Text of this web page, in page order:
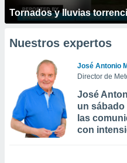
Tornados y lluvias
Nuestros expertos
José Antonio
Director de
José
un
las
con